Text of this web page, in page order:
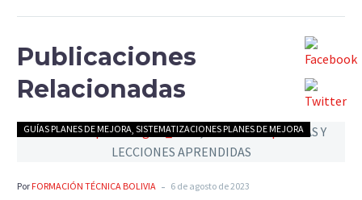
DE
APRENDIZAJES
SOBRE EL
INCENTIVO
PERMANENCIA
COMPETENCIAS
BLANDAS
Publicaciones
Relacionadas
GUÍAS PLANES DE MEJORA SISTEMATIZACIONES PLANES DE MEJORA
Por FORMACIÓN TÉCNICA BOLIVIA - 6 de agosto de 2023